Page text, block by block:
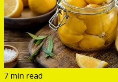
7 min read